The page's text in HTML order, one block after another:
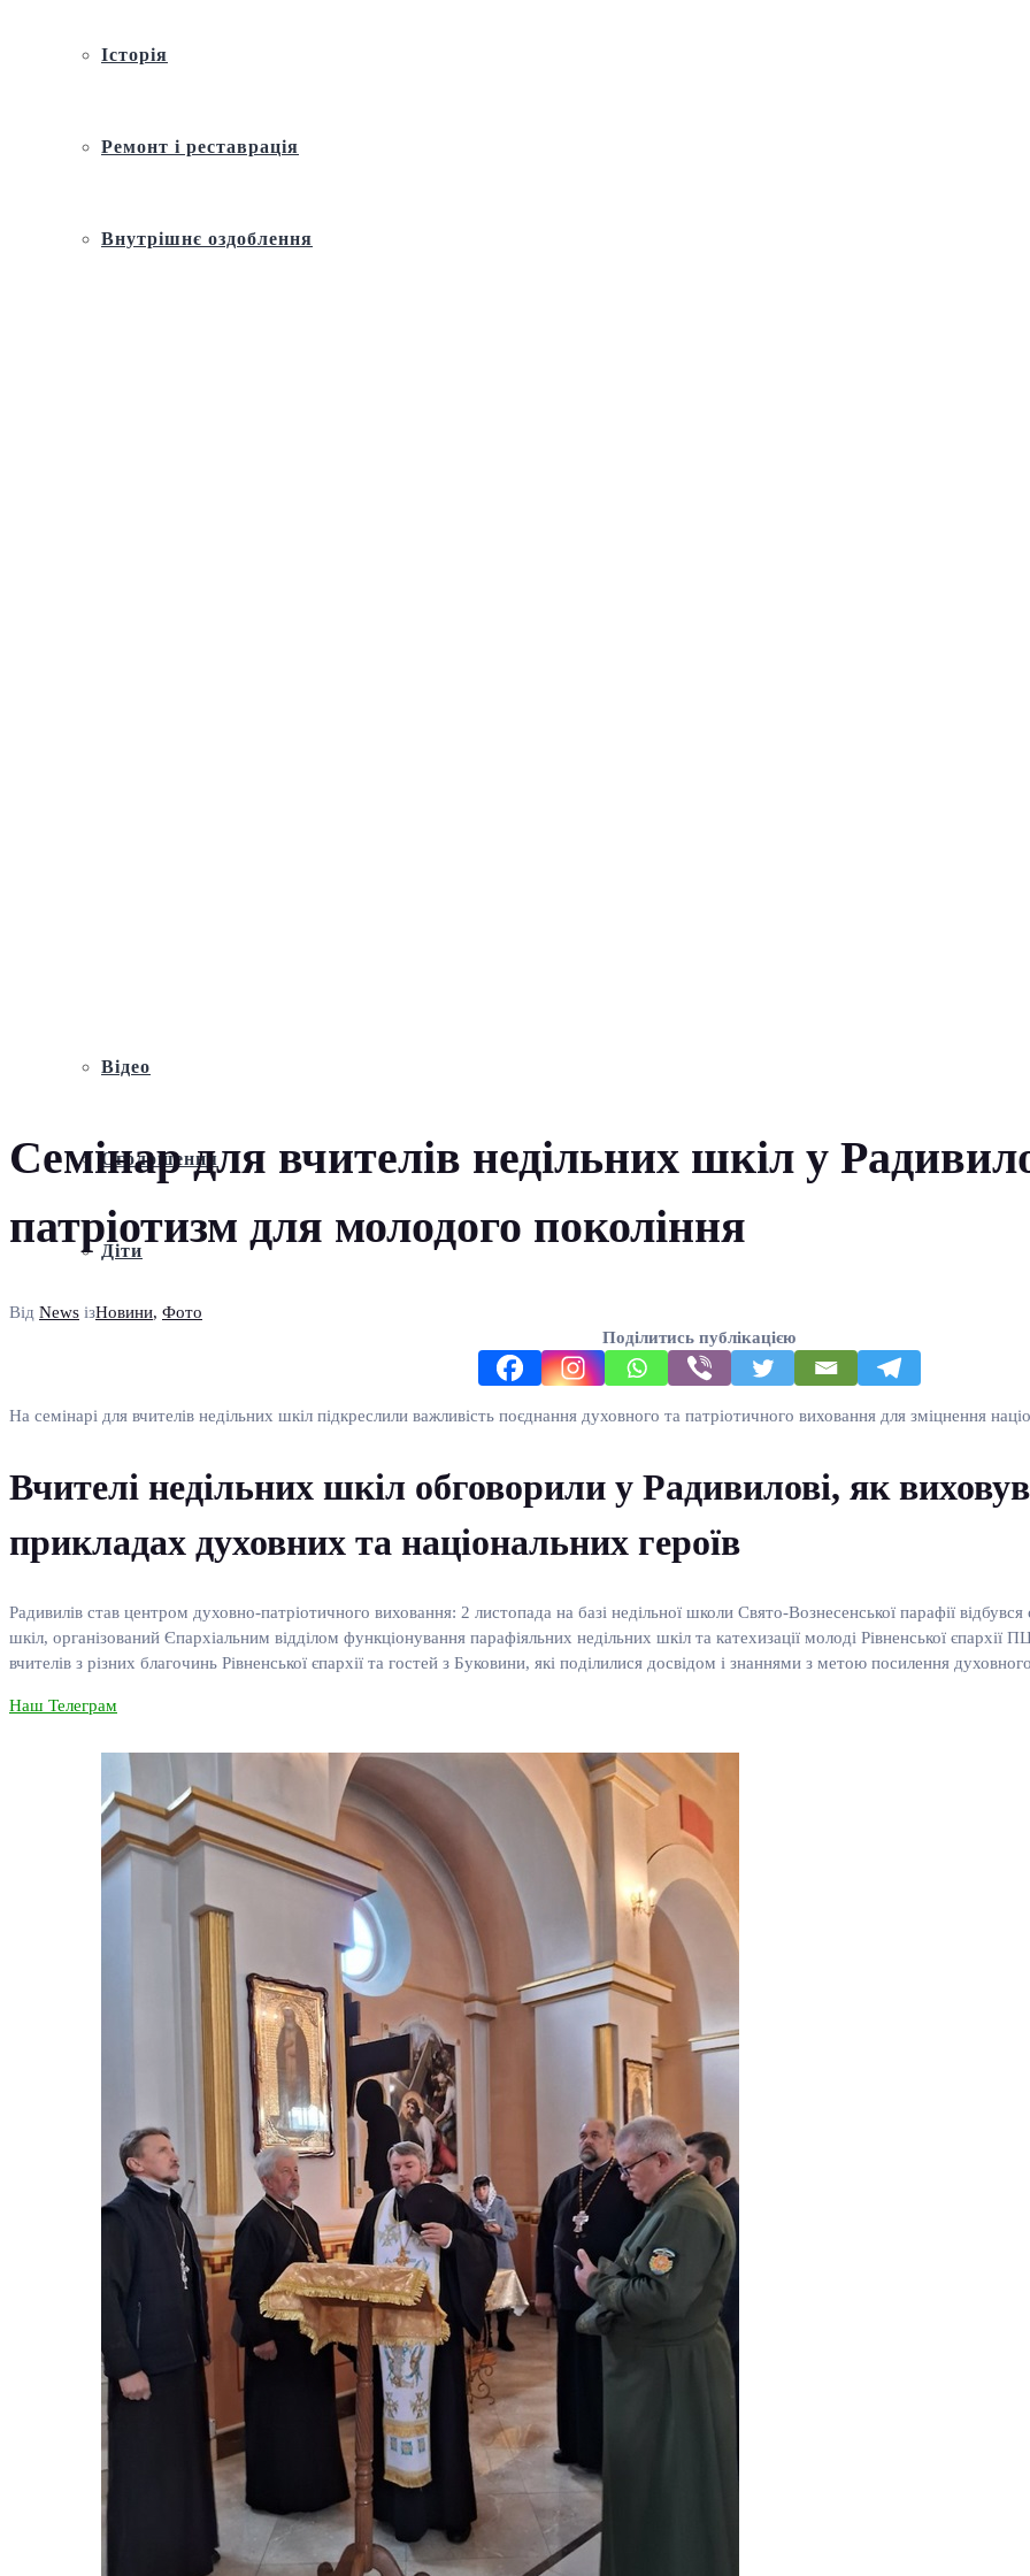
Історія
Ремонт і реставрація
Внутрішнє оздоблення
Відео
Оголошення
Діти
Семінар для вчителів недільних шкіл у
патріотизм для молодого покоління
Від News ізНовини, Фото
Поділитись публікацією
На семінарі для вчителів недільних шкіл підкреслили важливість поєднання духовного та патріотичного виховання для зміцнення
Вчителі недільних шкіл обговорили у Радивилові, як
прикладах духовних та національних героїв
Радивилів став центром духовно-патріотичного виховання: 2 листопада на базі недільної школи Свято-Вознесенської парафії
шкіл, організований Єпархіальним відділом функціонування парафіяльних недільних шкіл та катехизації молоді Рівненської єпархії
вчителів з різних благочинь Рівненської єпархії та гостей з Буковини, які поділилися досвідом і знаннями з метою посилення
Наш Телеграм